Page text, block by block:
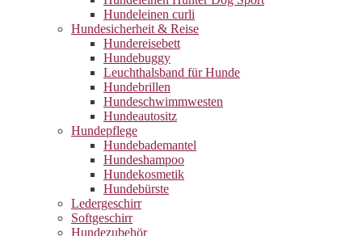
Hundeleinen curli
Hundesicherheit & Reise
Hundereisebett
Hundebuggy
Leuchthalsband für Hunde
Hundebrillen
Hundeschwimmwesten
Hundeautositz
Hundepflege
Hundebademantel
Hundeshampoo
Hundekosmetik
Hundebürste
Ledergeschirr
Softgeschirr
Hundezubehör